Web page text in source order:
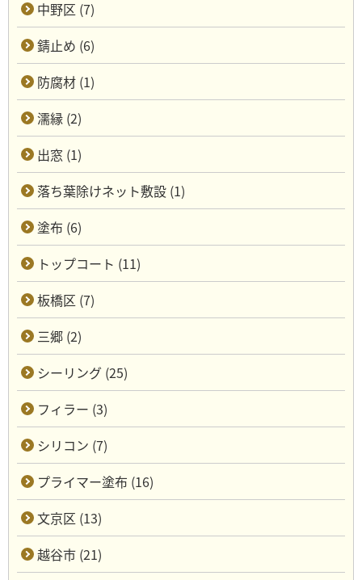
中野区 (7)
錆止め (6)
防腐材 (1)
濡縁 (2)
出窓 (1)
落ち葉除けネット敷設 (1)
塗布 (6)
トップコート (11)
板橋区 (7)
三郷 (2)
シーリング (25)
フィラー (3)
シリコン (7)
プライマー塗布 (16)
文京区 (13)
越谷市 (21)